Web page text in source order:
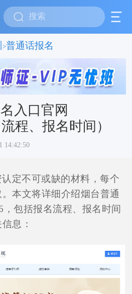
>普通话报名
入口官网
程、报名时间）
14:42:50
定不可或缺的材料，每个
本文将详细介绍烟台普通
包括报名流程、报名时间
息：